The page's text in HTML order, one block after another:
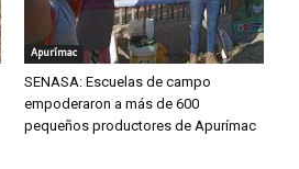
Apurímac
SENASA: Escuelas de campo
empoderaron a más de 600
pequeños productores de Apurímac